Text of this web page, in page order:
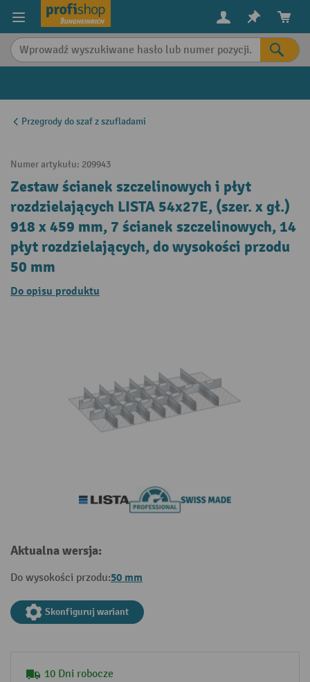
content
Przegrody do szaf z szufladami
Numer artykułu: 209943
Zestaw ścianek szczelinowych i płyt
rozdzielających LISTA 54x27E, (szer. x gł.)
918 x 459 mm, 7 ścianek szczelinowych, 14
płyt rozdzielających, do wysokości przodu
50 mm
Do opisu produktu
Aktualna wersja:
Do wysokości przodu:50 mm
Skonfiguruj wariant
10 Dni robocze